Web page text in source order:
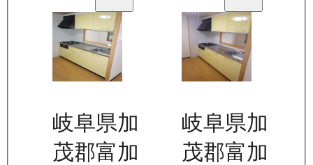
岐阜県加
茂郡富加
岐阜県加
茂郡富加